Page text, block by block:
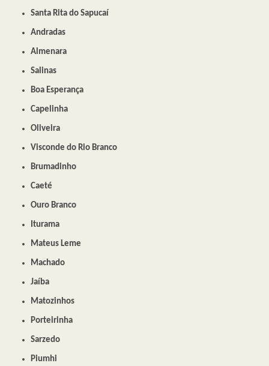
Santa Rita do Sapucaí
Andradas
Almenara
Salinas
Boa Esperança
Capelinha
Oliveira
Visconde do Rio Branco
Brumadinho
Caeté
Ouro Branco
Iturama
Mateus Leme
Machado
Jaíba
Matozinhos
Porteirinha
Sarzedo
Piumhi